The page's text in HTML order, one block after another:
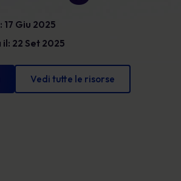
informatica che devi
Giu 2025
22 Set 2025
Vedi tutte le risorse